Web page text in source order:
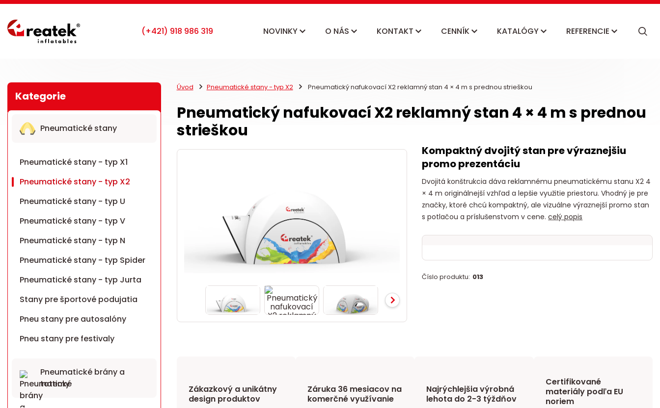
NOVINKY O NÁS KONTAKT CENNÍK KATALÓGY REFERENCIE
Pneumatické stany
Pneumatické stany - typ X1
Pneumatické stany - typ X2
Pneumatické stany - typ U
Pneumatické stany - typ V
Pneumatické stany - typ N
Pneumatické stany - typ Spider
Pneumatické stany - typ Jurta
Stany pre športové podujatia
Pneu stany pre autosalóny
Pneu stany pre festivaly
Pneumatické brány a
totemy
Úvod Pneumatické stany - typ X2 Pneumatický nafukovací X2 reklamný stan 4 × 4 m s prednou strieškou
Pneumatický nafukovací X2 reklamný stan 4 × 4 m s prednou
strieškou
Kompaktný dvojitý stan pre výraznejšiu
promo prezentáciu
Dvojitá konštrukcia dáva reklamnému pneumatickému stanu X2 4
× 4 m originálnejší vzhľad a lepšie využitie priestoru. Vhodný je pre
značky, ktoré chcú kompaktný, ale vizuálne výraznejší promo stan
s potlačou a príslušenstvom v cene.celý popis
Číslo produktu: 013
Zákazkový a unikátny
design produktov
Záruka 36 mesiacov na
komerčné využívanie
Najrýchlejšia výrobná
lehota do 2-3 týždňov
Certifikované
materiály podľa EU
noriem